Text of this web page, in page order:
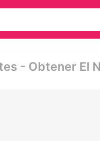
- Obtener El